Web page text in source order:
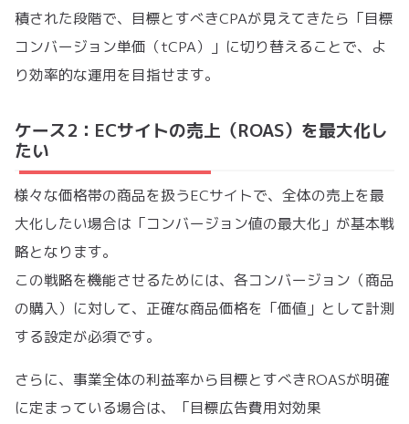
積された段階で、目標とすべきCPAが見えてきたら「目標
コンバージョン単価（tCPA）」に切り替えることで、よ
り効率的な運用を目指せます。
ケース2：ECサイトの売上（ROAS）を最大化し
たい
様々な価格帯の商品を扱うECサイトで、全体の売上を最
大化したい場合は「コンバージョン値の最大化」が基本戦
略となります。
この戦略を機能させるためには、各コンバージョン（商品
の購入）に対して、正確な商品価格を「価値」として計測
する設定が必須です。
さらに、事業全体の利益率から目標とすべきROASが明確
に定まっている場合は、「目標広告費用対効果